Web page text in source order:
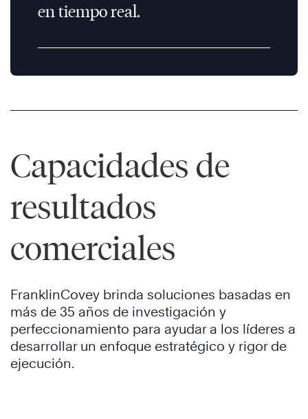
en tiempo real.
Capacidades de
resultados
comerciales
FranklinCovey brinda soluciones basadas en
más de 35 años de investigación y
perfeccionamiento para ayudar a los líderes a
desarrollar un enfoque estratégico y rigor de
ejecución.